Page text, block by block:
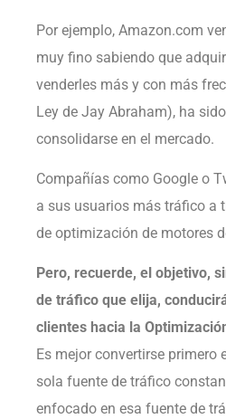
Por ejemplo, Amazon.com
muy fino sabiendo que
venderles más y con más
Ley de Jay Abraham), ha
consolidarse en el mercado.
Compañías como Google o
a sus usuarios más tráfico a
de optimización de motores
Pero, recuerde, el objetivo,
de tráfico que elija,
clientes hacia la
Es mejor convertirse primero
sola fuente de tráfico
enfocado en esa fuente de